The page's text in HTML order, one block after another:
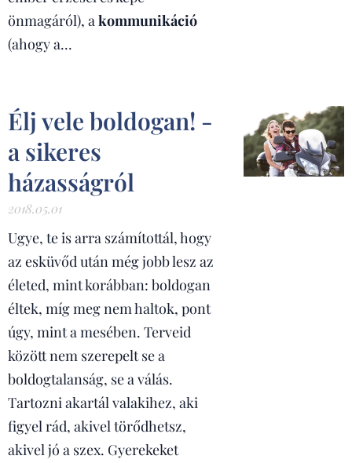
önmagáról), akommunikáció
(ahogy a...
Élj vele boldogan! -
a sikeres
házasságról
2018.05.01
Ugye, te is arra számítottál, hogy
az esküvőd után még jobb lesz az
életed, mint korábban: boldogan
éltek, míg meg nem haltok, pont
úgy, mint a mesében. Terveid
között nem szerepelt se a
boldogtalanság, se a válás.
Tartozni akartál valakihez, aki
figyel rád, akivel törődhetsz,
akivel jó a szex. Gyerekeket